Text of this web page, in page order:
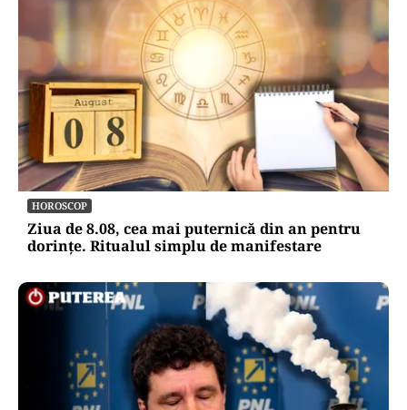
HOROSCOP
Ziua de 8.08, cea mai puternică din an pentru
dorințe. Ritualul simplu de manifestare